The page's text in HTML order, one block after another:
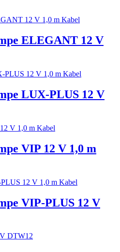
ELEGANT 12 V
LUX-PLUS 12 V
VIP 12 V 1,0 m
VIP-PLUS 12 V